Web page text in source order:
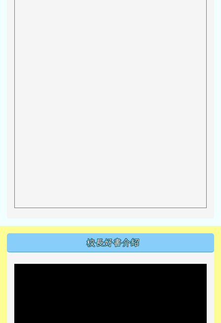
校長好書介紹